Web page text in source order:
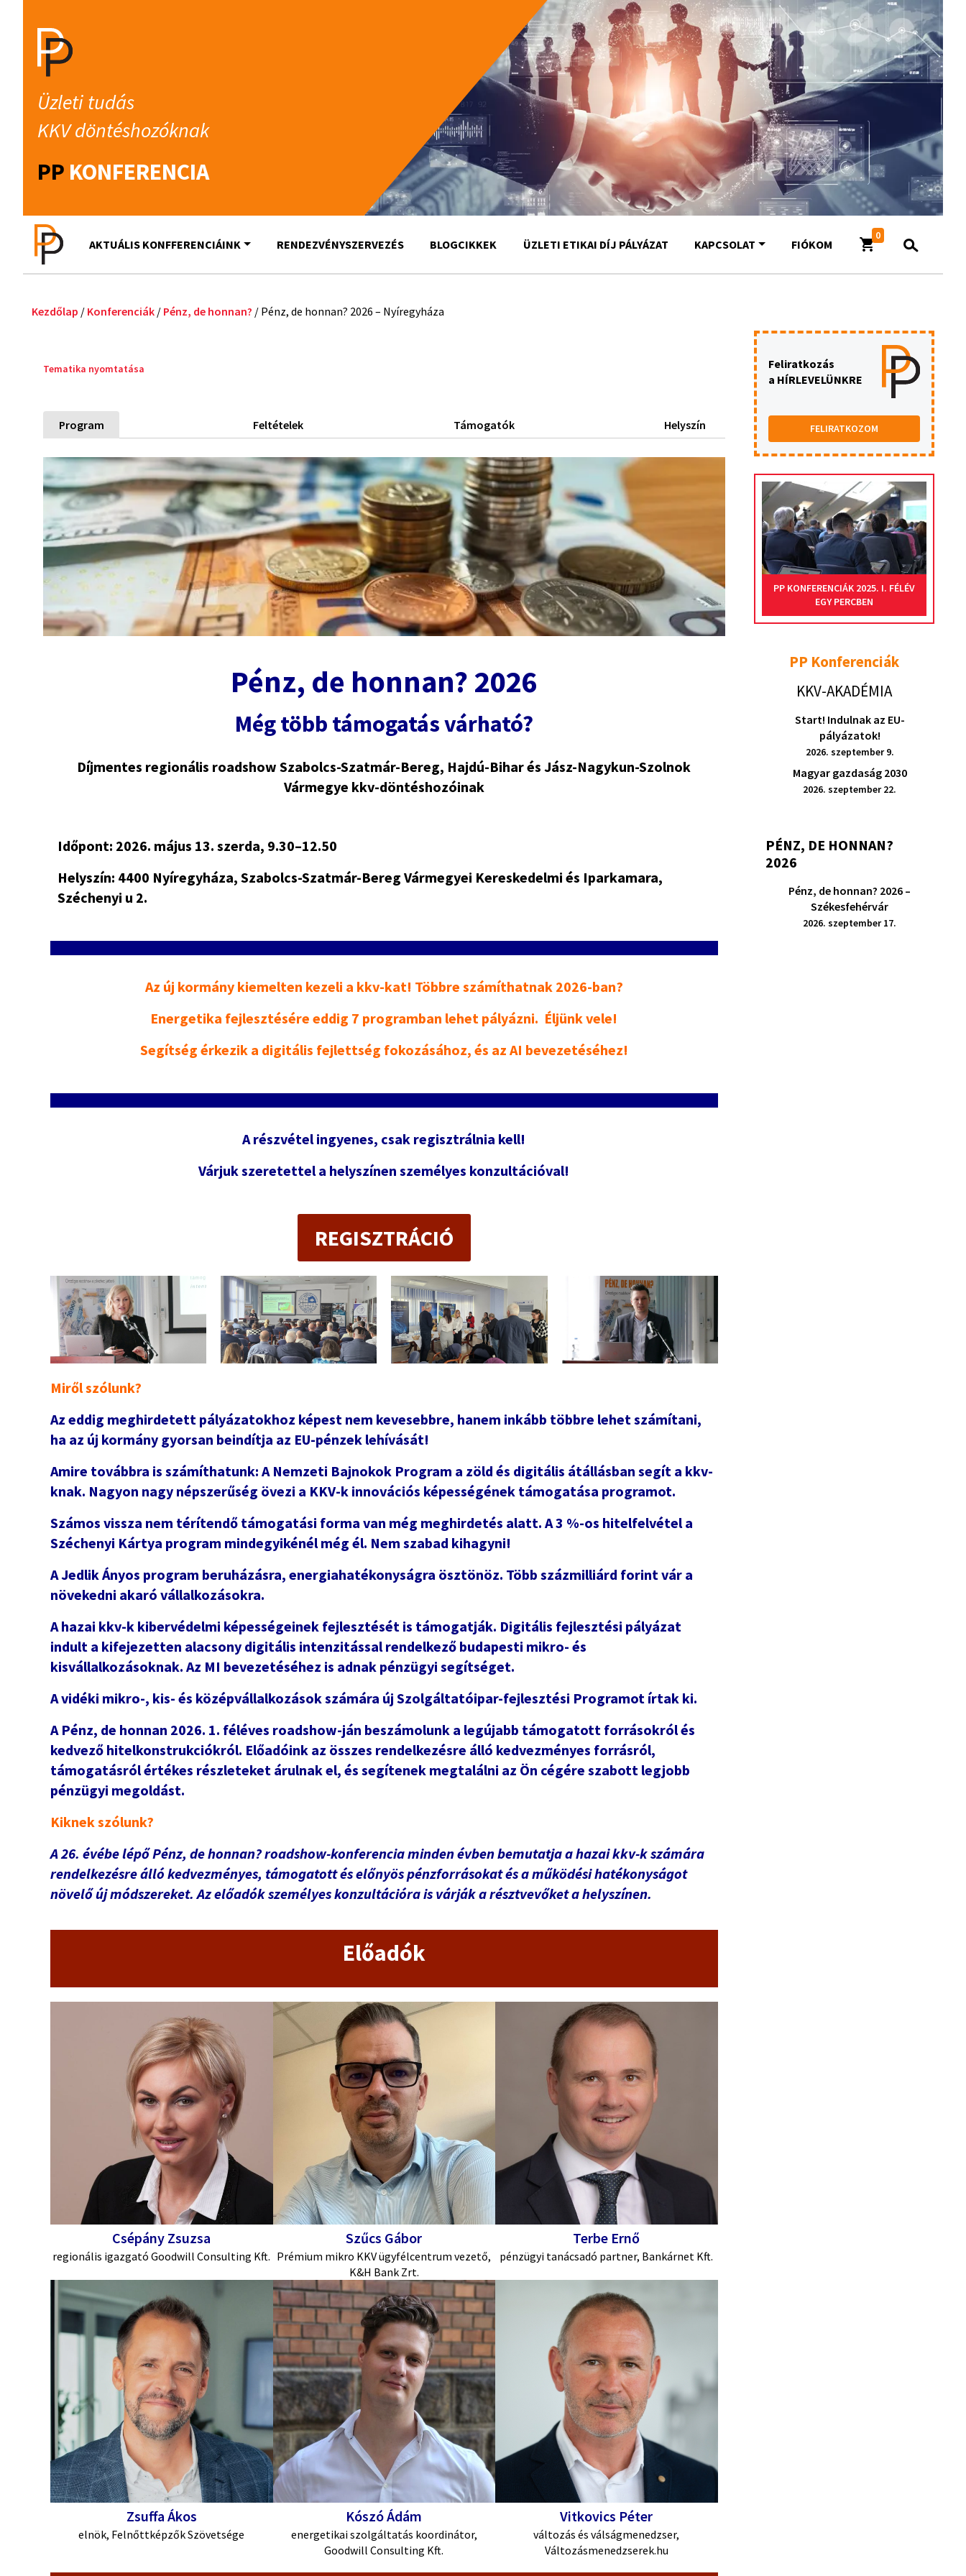
AKTUÁLIS KONFFERENCIÁINK RENDEZVÉNYSZERVEZÉS BLOGCIKKEK ÜZLETI ETIKAI DÍJ PÁLYÁZAT KAPCSOLAT FIÓKOM
0
Üzleti tudás
KKV döntéshozóknak
PP KONFERENCIA
Kezdőlap / Konferenciák / Pénz, de honnan? / Pénz, de honnan? 2026 – Nyíregyháza
Tematika nyomtatása
Program Feltételek Támogatók Helyszín
Pénz, de honnan? 2026
Még több támogatás várható?
Díjmentes regionális roadshow Szabolcs-Szatmár-Bereg, Hajdú-Bihar és Jász-Nagykun-Szolnok
Vármegye kkv-döntéshozóinak
Időpont: 2026. május 13. szerda, 9.30–12.50
Helyszín: 4400 Nyíregyháza, Szabolcs-Szatmár-Bereg Vármegyei Kereskedelmi és Iparkamara,
Széchenyi u 2.
Az új kormány kiemelten kezeli a kkv-kat! Többre számíthatnak 2026-ban?
Energetika fejlesztésére eddig 7 programban lehet pályázni. Éljünk vele!
Segítség érkezik a digitális fejlettség fokozásához, és az AI bevezetéséhez!
A részvétel ingyenes, csak regisztrálnia kell!
Várjuk szeretettel a helyszínen személyes konzultációval!
REGISZTRÁCIÓ
Miről szólunk?
Az eddig meghirdetett pályázatokhoz képest nem kevesebbre, hanem inkább többre lehet számítani,
ha az új kormány gyorsan beindítja az EU-pénzek lehívását!
Amire továbbra is számíthatunk: A Nemzeti Bajnokok Program a zöld és digitális átállásban segít a kkv-
knak. Nagyon nagy népszerűség övezi a KKV-k innovációs képességének támogatása programot.
Számos vissza nem térítendő támogatási forma van még meghirdetés alatt. A 3 %-os hitelfelvétel a
Széchenyi Kártya program mindegyikénél még él. Nem szabad kihagyni!
A Jedlik Ányos program beruházásra, energiahatékonyságra ösztönöz. Több százmilliárd forint vár a
növekedni akaró vállalkozásokra.
A hazai kkv-k kibervédelmi képességeinek fejlesztését is támogatják. Digitális fejlesztési pályázat
indult a kifejezetten alacsony digitális intenzitással rendelkező budapesti mikro- és
kisvállalkozásoknak. Az MI bevezetéséhez is adnak pénzügyi segítséget.
A vidéki mikro-, kis- és középvállalkozások számára új Szolgáltatóipar-fejlesztési Programot írtak ki.
A Pénz, de honnan 2026. 1. féléves roadshow-ján beszámolunk a legújabb támogatott forrásokról és
kedvező hitelkonstrukciókról. Előadóink az összes rendelkezésre álló kedvezményes forrásról,
támogatásról értékes részleteket árulnak el, és segítenek megtalálni az Ön cégére szabott legjobb
pénzügyi megoldást.
Kiknek szólunk?
A 26. évébe lépő Pénz, de honnan? roadshow-konferencia minden évben bemutatja a hazai kkv-k számára
rendelkezésre álló kedvezményes, támogatott és előnyös pénzforrásokat és a működési hatékonyságot
növelő új módszereket. Az előadók személyes konzultációra is várják a résztvevőket a helyszínen.
Előadók
Csépány Zsuzsa
regionális igazgató Goodwill Consulting Kft.
Szűcs Gábor
Prémium mikro KKV ügyfélcentrum vezető,
K&H Bank Zrt.
Terbe Ernő
pénzügyi tanácsadó partner, Bankárnet Kft.
Zsuffa Ákos
elnök, Felnőttképzők Szövetsége
Kószó Ádám
energetikai szolgáltatás koordinátor,
Goodwill Consulting Kft.
Vitkovics Péter
változás és válságmenedzser,
Változásmenedzserek.hu
Feliratkozás
a HÍRLEVELÜNKRE
FELIRATKOZOM
PP KONFERENCIÁK 2025. I. FÉLÉV
EGY PERCBEN
PP Konferenciák
KKV-AKADÉMIA
Start! Indulnak az EU-
pályázatok!
2026. szeptember 9.
Magyar gazdaság 2030
2026. szeptember 22.
PÉNZ, DE HONNAN?
2026
Pénz, de honnan? 2026 –
Székesfehérvár
2026. szeptember 17.